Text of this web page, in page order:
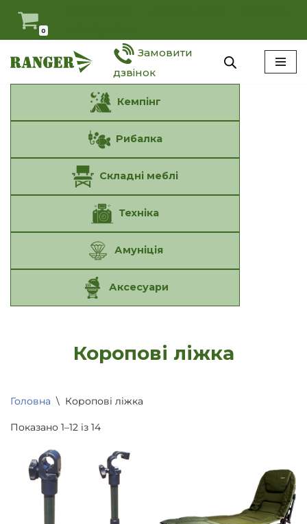
Перейти
до
вмісту
0
Замовити
дзвінок
Кемпінг
Рибалка
Складні меблі
Техніка
Амуніція
Аксесуари
Коропові ліжка
Головна \ Коропові ліжка
Показано 1–12 із 14